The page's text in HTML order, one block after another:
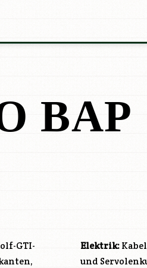
BAP
GTI-
Elektrik:
und